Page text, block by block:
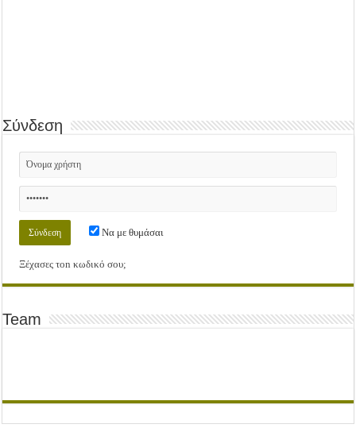
Σύνδεση
Να με θυμάσαι
Ξέχασες τοn κωδικό σου;
Team